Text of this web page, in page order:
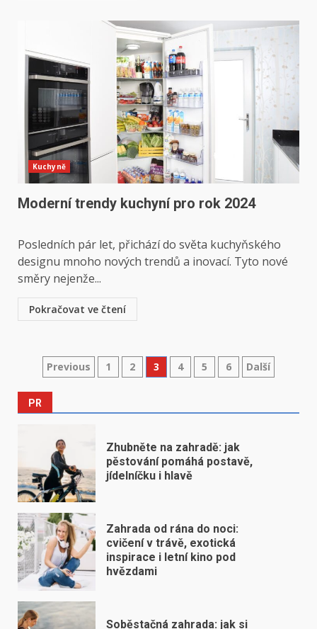
Kuchyně
Moderní trendy kuchyní pro rok 2024
⁣Posledních pár let, přichází ⁣do ‌světa kuchyňského
designu mnoho nových trendů a inovací. Tyto nové
směry nejenže...
Pokračovat ve čtení
Stránkování
příspěvků
Previous 1 2 3 4 5 6 Další
PR
Zhubněte na zahradě: jak
pěstování pomáhá postavě,
jídelníčku i hlavě
Zahrada od rána do noci:
cvičení v trávě, exotická
inspirace i letní kino pod
hvězdami
Soběstačná zahrada: jak si